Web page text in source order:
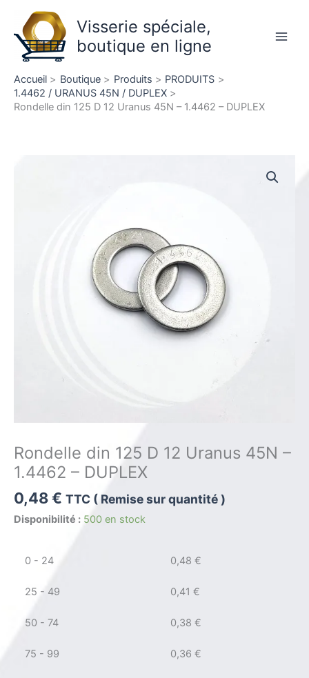
contenu
Visserie spéciale,
boutique en ligne
Accueil Boutique Produits
PRODUITS
1.4462 / URANUS 45N / DUPLEX
Rondelle din 125 D 12 Uranus 45N – 1.4462 – DUPLEX
Rondelle din 125 D 12 Uranus 45N –
1.4462 – DUPLEX
0,48€ TTC ( Remise sur quantité )
Disponibilité : 500 en stock
0 - 24 0,48 €
25 - 49 0,41 €
50 - 74 0,38 €
75 - 99 0,36 €